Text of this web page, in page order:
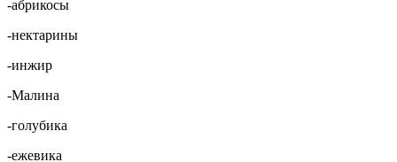
-абрикосы
-нектарины
-инжир
-Малина
-голубика
-ежевика